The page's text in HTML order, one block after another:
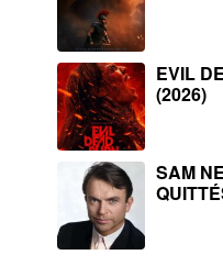
EVIL
(2026)
SAM